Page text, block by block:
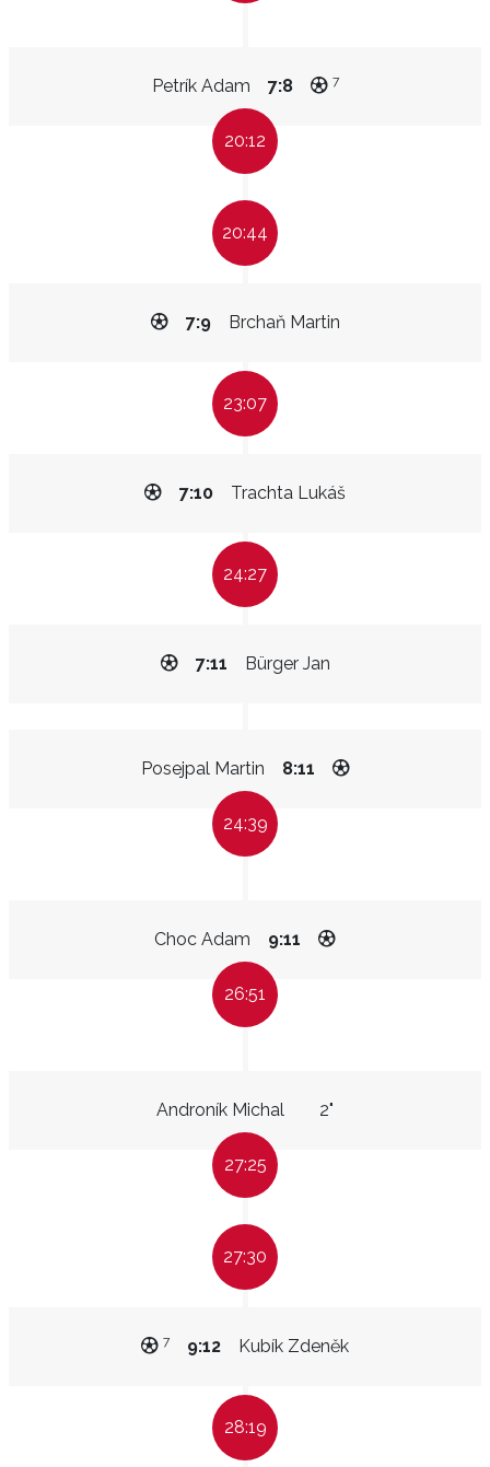
Petrík Adam 7:8 7
20:12
20:44
Brchaň Martin
7:9
23:07
Trachta Lukáš
7:10
24:27
Bürger Jan
7:11
Posejpal Martin 8:11
24:39
Choc Adam 9:11
26:51
Androník Michal 2"
27:25
27:30
Kubík Zdeněk
9:12
7
28:19